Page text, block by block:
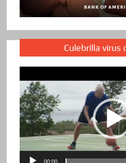
Culebrilla virus
de
vídeo
00:00